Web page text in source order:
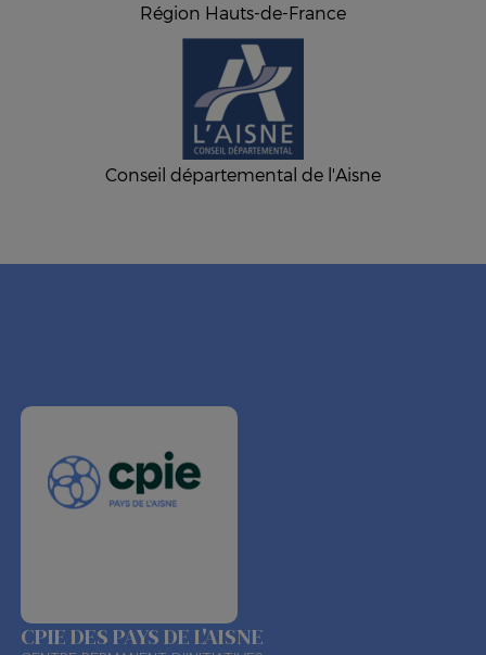
Région Hauts-de-France
Conseil départemental de l'Aisne
CPIE DES PAYS DE L'AISNE